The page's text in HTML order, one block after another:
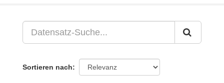
Sortieren nach